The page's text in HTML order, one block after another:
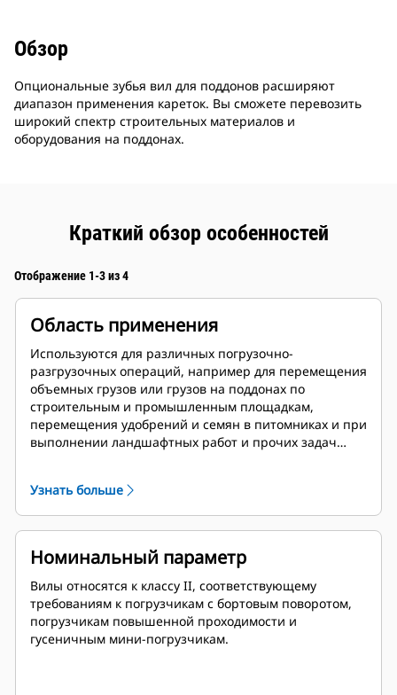
Обзор
Опциональные зубья вил для поддонов расширяют
диапазон применения кареток. Вы сможете перевозить
широкий спектр строительных материалов и
оборудования на поддонах.
Краткий обзор особенностей
Отображение 1-3 из 4
Область применения
Используются для различных погрузочно-
разгрузочных операций, например для перемещения
объемных грузов или грузов на поддонах по
строительным и промышленным площадкам,
перемещения удобрений и семян в питомниках и при
выполнении ландшафтных работ и прочих задач
Узнать больше
Номинальный параметр
Вилы относятся к классу II, соответствующему
требованиям к погрузчикам с бортовым поворотом,
погрузчикам повышенной проходимости и
гусеничным мини-погрузчикам.